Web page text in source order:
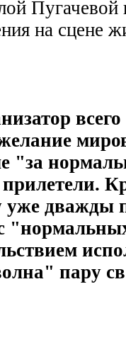
Пугачевой
на сцене
"за
уже дважды
пару